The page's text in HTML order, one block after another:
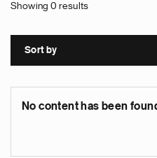
Showing 0 results
Sort by
No content has been